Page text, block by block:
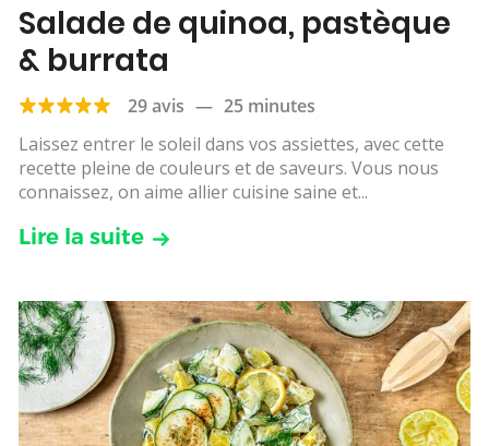
Salade de quinoa, pastèque
& burrata
29 avis — 25 minutes
Laissez entrer le soleil dans vos assiettes, avec cette
recette pleine de couleurs et de saveurs. Vous nous
connaissez, on aime allier cuisine saine et...
Lire la suite